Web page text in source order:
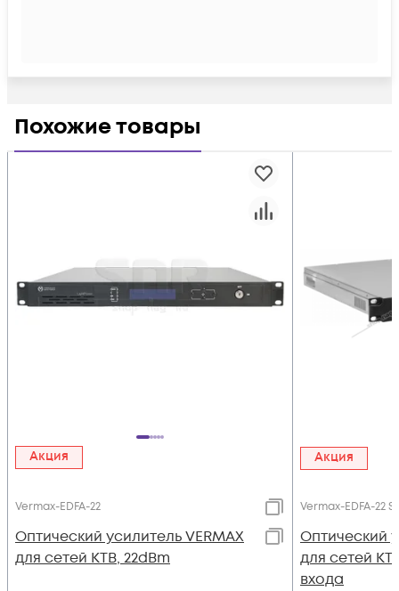
Похожие товары
Акция
Vermax-EDFA-22
Оптический усилитель VERMAX
для сетей КТВ, 22dBm
Акция
Vermax-EDFA-22 S
Оптический
для сетей
входа